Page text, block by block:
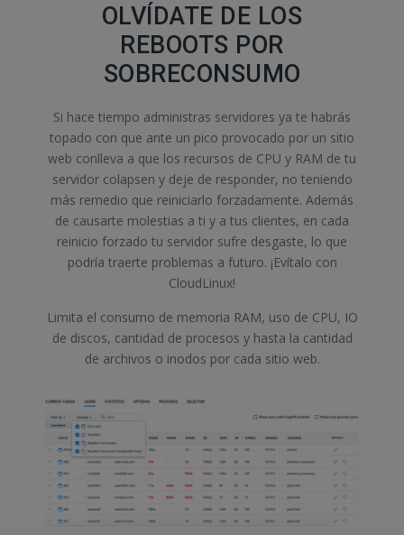
OLVÍDATE DE LOS
REBOOTS POR
SOBRECONSUMO
Si hace tiempo administras servidores ya te habrás
topado con que ante un pico provocado por un sitio
web conlleva a que los recursos de CPU y RAM de tu
servidor colapsen y deje de responder, no teniendo
más remedio que reiniciarlo forzadamente. Además
de causarte molestias a ti y a tus clientes, en cada
reinicio forzado tu servidor sufre desgaste, lo que
podría traerte problemas a futuro. ¡Evítalo con
CloudLinux!
Limita el consumo de memoria RAM, uso de CPU, IO
de discos, cantidad de procesos y hasta la cantidad
de archivos o inodos por cada sitio web.